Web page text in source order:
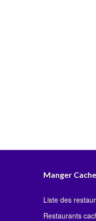
Manger
Liste des
Restaurants